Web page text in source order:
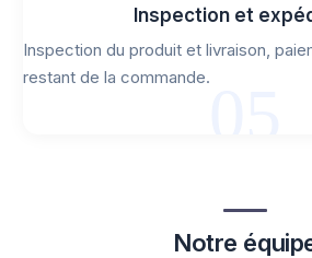
Inspection et
Inspection du produit et livraison,
restant de la commande.
Notre